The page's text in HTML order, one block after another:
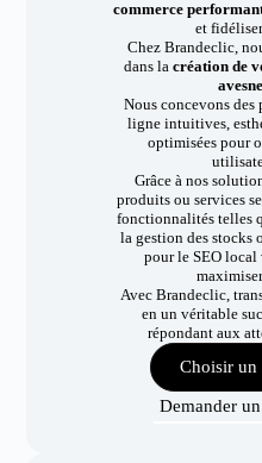
commerce
et
Chez Brandeclic,
dans la création de
Nous concevons des
ligne intuitives,
optimisées pour
Grâce à nos
produits ou services
fonctionnalités telles
la gestion des stocks
pour le SEO local
Avec Brandeclic,
en un véritable
répondant aux
Choisir un
Demander